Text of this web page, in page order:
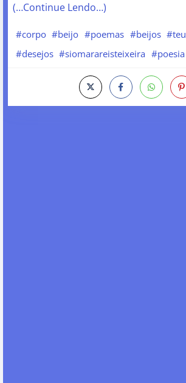
(…Continue Lendo…)
#corpo #beijo #poemas #beijos #teu
#desejos #siomarareisteixeira #poesia